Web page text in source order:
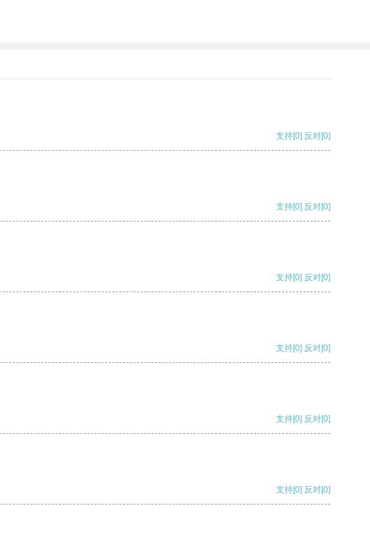
支持[0] 反对[0]
支持[0] 反对[0]
支持[0] 反对[0]
支持[0] 反对[0]
支持[0] 反对[0]
支持[0] 反对[0]